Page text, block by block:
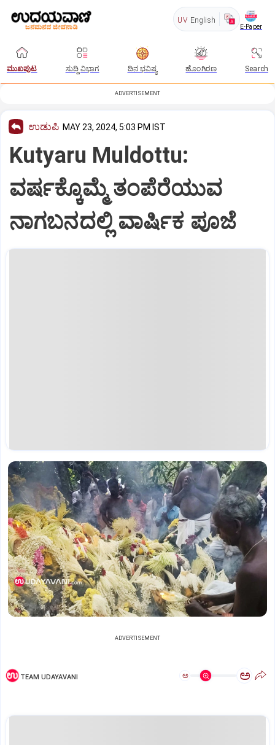
UV English
E-Paper
ಮುಖಪುಟ ಸುದ್ದಿ ವಿಭಾಗ ದಿನ ಭವಿಷ್ಯ ಹೊಂಗಿರಣ Search
ADVERTISEMENT
ಉಡುಪಿ MAY 23, 2024, 5:03 PM IST
Kutyaru Muldottu:
ವರ್ಷಕ್ಕೊಮ್ಮೆ ತಂಪೆರೆಯುವ
ನಾಗಬನದಲ್ಲಿ ವಾರ್ಷಿಕ ಪೂಜೆ
ADVERTISEMENT
TEAM UDAYAVANI ಅ ಅ